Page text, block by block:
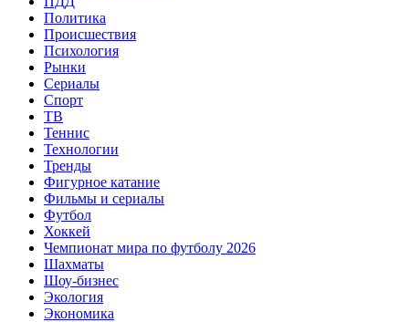
Политика
Происшествия
Психология
Рынки
Сериалы
Спорт
ТВ
Теннис
Технологии
Тренды
Фигурное катание
Фильмы и сериалы
Футбол
Хоккей
Чемпионат мира по футболу 2026
Шахматы
Шоу-бизнес
Экология
Экономика